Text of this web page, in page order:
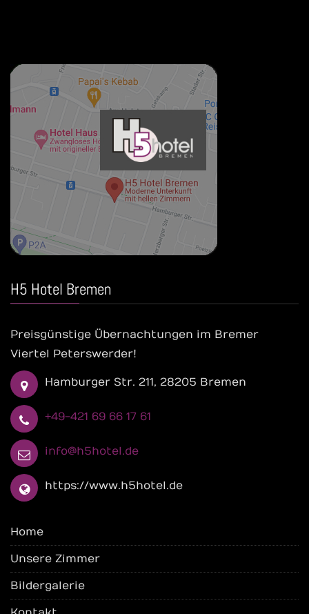
H5 Hotel Bremen
Preisgünstige Übernachtungen im Bremer
Viertel Peterswerder!
Hamburger Str. 211, 28205 Bremen
+49-421 69 66 17 61
info@h5hotel.de
https://www.h5hotel.de
Home
Unsere Zimmer
Bildergalerie